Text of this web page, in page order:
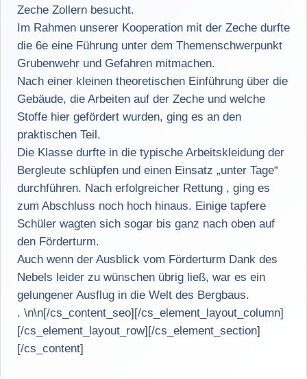
Zeche Zollern besucht.
Im Rahmen unserer Kooperation mit der Zeche durfte
die 6e eine Führung unter dem Themenschwerpunkt
Grubenwehr und Gefahren mitmachen.
Nach einer kleinen theoretischen Einführung über die
Gebäude, die Arbeiten auf der Zeche und welche
Stoffe hier gefördert wurden, ging es an den
praktischen Teil.
Die Klasse durfte in die typische Arbeitskleidung der
Bergleute schlüpfen und einen Einsatz „unter Tage“
durchführen. Nach erfolgreicher Rettung , ging es
zum Abschluss noch hoch hinaus. Einige tapfere
Schüler wagten sich sogar bis ganz nach oben auf
den Förderturm.
Auch wenn der Ausblick vom Förderturm Dank des
Nebels leider zu wünschen übrig ließ, war es ein
gelungener Ausflug in die Welt des Bergbaus.
. \n\n[/cs_content_seo][/cs_element_layout_column]
[/cs_element_layout_row][/cs_element_section]
[/cs_content]